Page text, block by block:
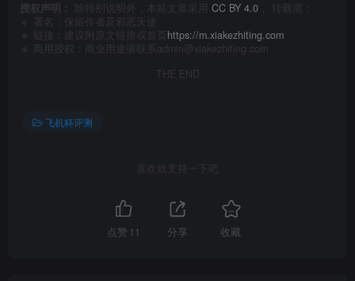
授权声明：
除特别说明外，本站文章采用 CC BY 4.0 ， 转载需：
🔹 署名：保留作者及 邪恶天使
🔹 链接：建议附原文链接或首页 https://m.xiakezhiting.com
🔹 商用授权：商业用途请联系admin@xiakezhiting.com
THE END
飞机杯评测
喜欢就支持一下吧
点赞 11 分享 收藏